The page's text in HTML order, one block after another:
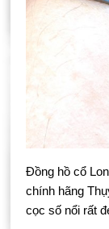
Đồng hồ cổ
chính hãng
cọc số nổi rất